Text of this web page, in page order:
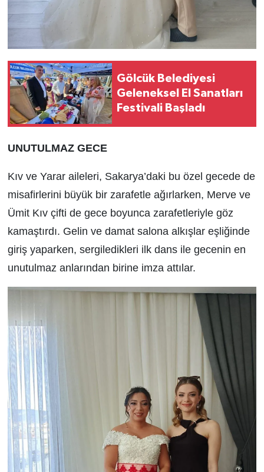
Gölcük Belediyesi
Geleneksel El Sanatları
Festivali Başladı
UNUTULMAZ GECE
Kıv ve Yarar aileleri, Sakarya’daki bu özel gecede de
misafirlerini büyük bir zarafetle ağırlarken, Merve ve
Ümit Kıv çifti de gece boyunca zarafetleriyle göz
kamaştırdı. Gelin ve damat salona alkışlar eşliğinde
giriş yaparken, sergiledikleri ilk dans ile gecenin en
unutulmaz anlarından birine imza attılar.